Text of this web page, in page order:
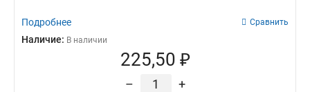
Подробнее Сравнить
Наличие: В наличии
225,50 ₽
– +